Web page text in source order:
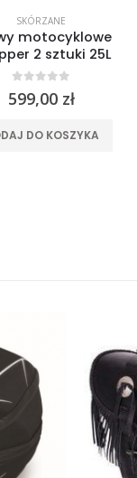
SKÓRZANE
motocyklowe
2 sztuki 25L
out of 5
599,00 zł
DO KOSZYKA